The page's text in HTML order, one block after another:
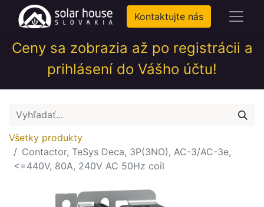
Kontaktujte nás
Ceny sa zobrazia až po registrácii a
prihlásení do Vášho účtu!
Všetky produkty
Contactor, TeSys Deca, 3P(3NO), AC-3/AC-3e,
<=440V, 80A, 240V AC 50Hz coil